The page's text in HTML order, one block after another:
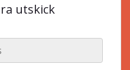
utskick